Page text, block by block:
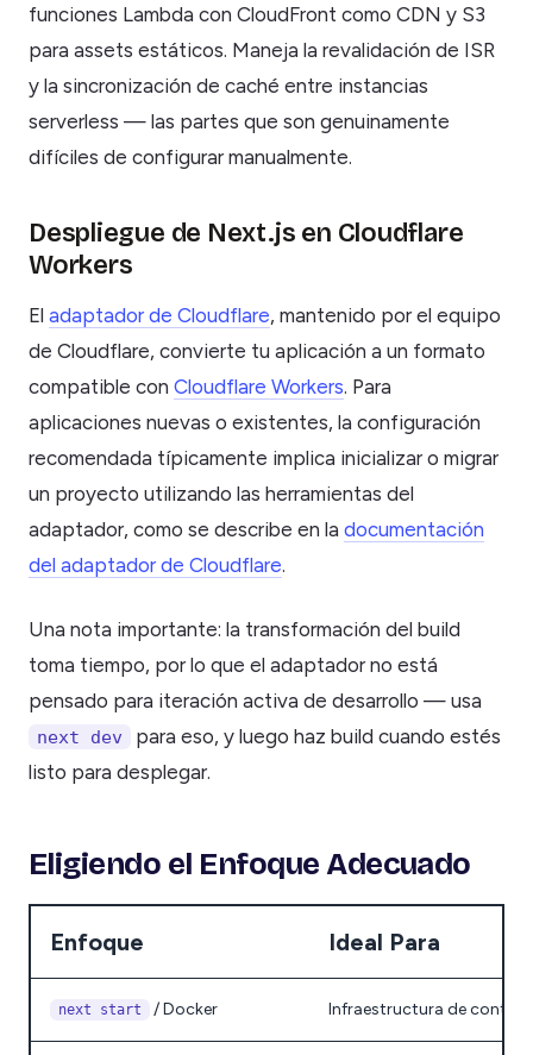
funciones Lambda con CloudFront como CDN y S3
para assets estáticos. Maneja la revalidación de ISR
y la sincronización de caché entre instancias
serverless — las partes que son genuinamente
difíciles de configurar manualmente.
Despliegue de Next.js en Cloudflare
Workers
El adaptador de Cloudflare, mantenido por el equipo
de Cloudflare, convierte tu aplicación a un formato
compatible con Cloudflare Workers. Para
aplicaciones nuevas o existentes, la configuración
recomendada típicamente implica inicializar o migrar
un proyecto utilizando las herramientas del
adaptador, como se describe en la documentación
del adaptador de Cloudflare.
Una nota importante: la transformación del build
toma tiempo, por lo que el adaptador no está
pensado para iteración activa de desarrollo — usa
next dev
para eso, y luego haz build cuando estés
listo para desplegar.
Eligiendo el Enfoque Adecuado
Enfoque Ideal Para
next start / Docker Infraestructura de